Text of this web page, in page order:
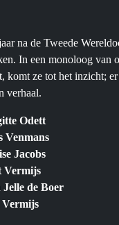
na de Tweede
In een monoloog van
komt ze tot het inzicht;
verhaal.
Jacobs
Vermijs
Jelle de Boer
Vermijs